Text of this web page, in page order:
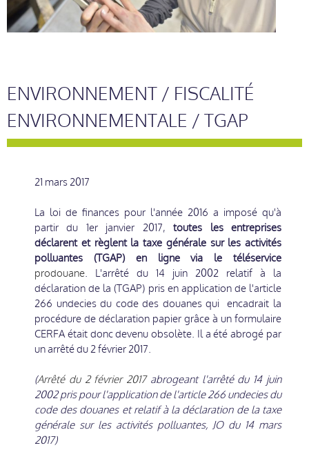
ENVIRONNEMENT / FISCALITÉ
ENVIRONNEMENTALE / TGAP
21 mars 2017
La loi de finances pour l'année 2016 a imposé qu'à
partir du 1er janvier 2017,toutes les entreprises
déclarent et règlent la taxe générale sur les activités
polluantes (TGAP) en ligne via le téléservice
prodouane. L'arrêté du 14 juin 2002 relatif à la
déclaration de la (TGAP) pris en application de l'article
266 undecies du code des douanes qui encadrait la
procédure de déclaration papier grâce à un formulaire
CERFA était donc devenu obsolète. Il a été abrogé par
un arrêté du 2 février 2017.
(Arrêté du 2 février 2017abrogeant l'arrêté du 14 juin
2002 pris pour l'application de l'article 266 undecies du
code des douanes et relatif à la déclaration de la taxe
générale sur les activités polluantes, JO du 14 mars
2017)